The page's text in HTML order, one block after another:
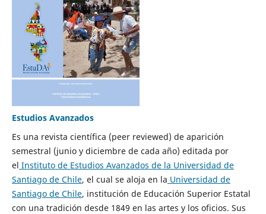
Estudios Avanzados
Es una revista científica (peer reviewed) de aparición
semestral (junio y diciembre de cada año) editada por
el Instituto de Estudios Avanzados de la Universidad de
Santiago de Chile, el cual se aloja en la Universidad de
Santiago de Chile, institución de Educación Superior Estatal
con una tradición desde 1849 en las artes y los oficios. Sus